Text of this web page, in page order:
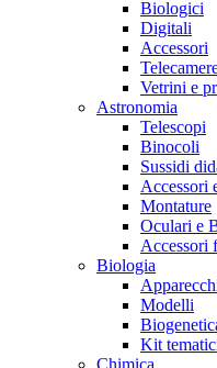
Biologici
Digitali
Accessori
Vetrini e
Astronomia
Telescopi
Binocoli
Sussidi
Accessori
Montature
Oculari e
Accessori
Biologia
Modelli
Kit
Chimica